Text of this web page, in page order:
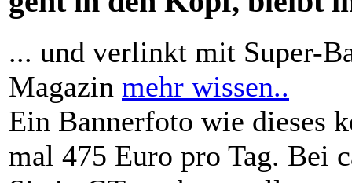
... und verlinkt mit Super-
Magazin mehr wissen..
Ein Bannerfoto wie dieses
mal 475 Euro pro Tag. Bei